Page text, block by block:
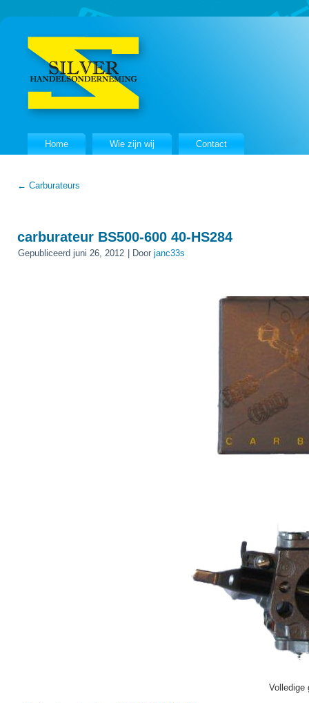
Home Wie zijn wij Contact
← Carburateurs
carburateur BS500-600 40-HS284
Gepubliceerd juni 26, 2012 Door janc33s